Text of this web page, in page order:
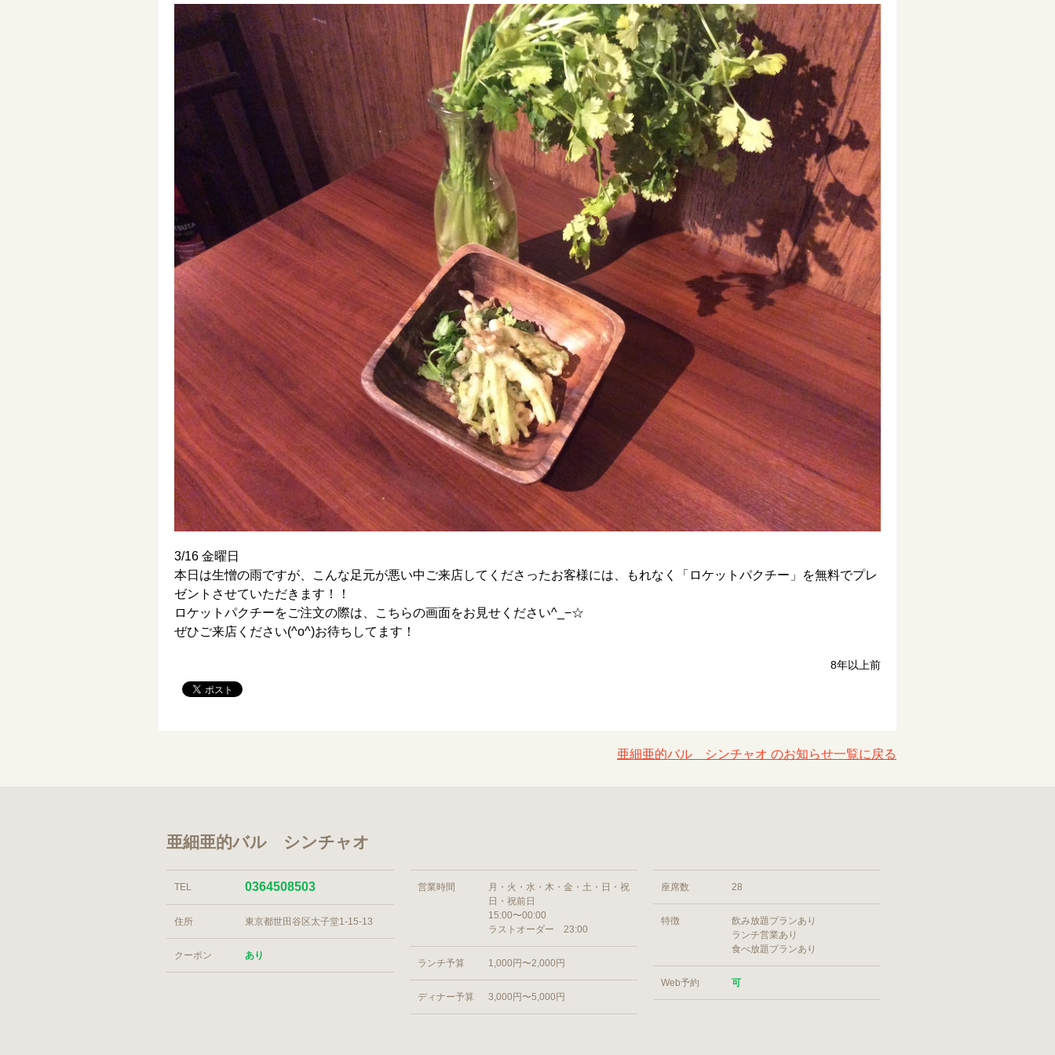
3/16 金曜日
本日は生憎の雨ですが、こんな足元が悪い中ご来店してくださったお客様には、もれなく「ロケットパクチー」を無料でプレ
ゼントさせていただきます！！
ロケットパクチーをご注文の際は、こちらの画面をお見せください^_−☆
ぜひご来店ください(^o^)お待ちしてます！
8年以上前
亜細亜的バル シンチャオ のお知らせ一覧に戻る
亜細亜的バル シンチャオ
TEL 0364508503
住所 東京都世田谷区太子堂1-15-13
クーポン あり
営業時間
月・火・水・木・金・土・日・祝
日・祝前日
15:00〜00:00
ラストオーダー 23:00
ランチ予算 1,000円〜2,000円
ディナー予算 3,000円〜5,000円
座席数 28
特徴
飲み放題プランあり
ランチ営業あり
食べ放題プランあり
Web予約 可